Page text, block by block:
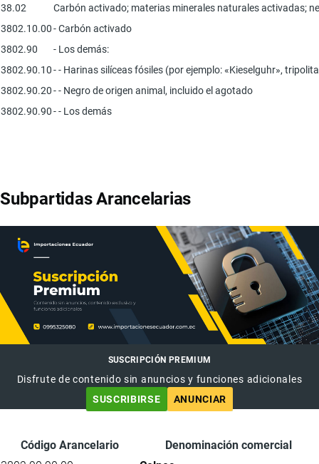
38.02
Carbón activado; materias minerales naturales activadas;
3802.10.00- Carbón activado
3802.90
- Los demás:
3802.90.10- - Harinas silíceas fósiles (por ejemplo: «Kieselguhr»,
3802.90.20- - Negro de origen animal, incluido el agotado
3802.90.90- - Los demás
Subpartidas Arancelarias
SUSCRIPCIÓN PREMIUM
Disfrute de contenido sin anuncios y funciones adicionales
SUSCRIBIRSE
ANUNCIAR
Código Arancelario
Denominación comercial